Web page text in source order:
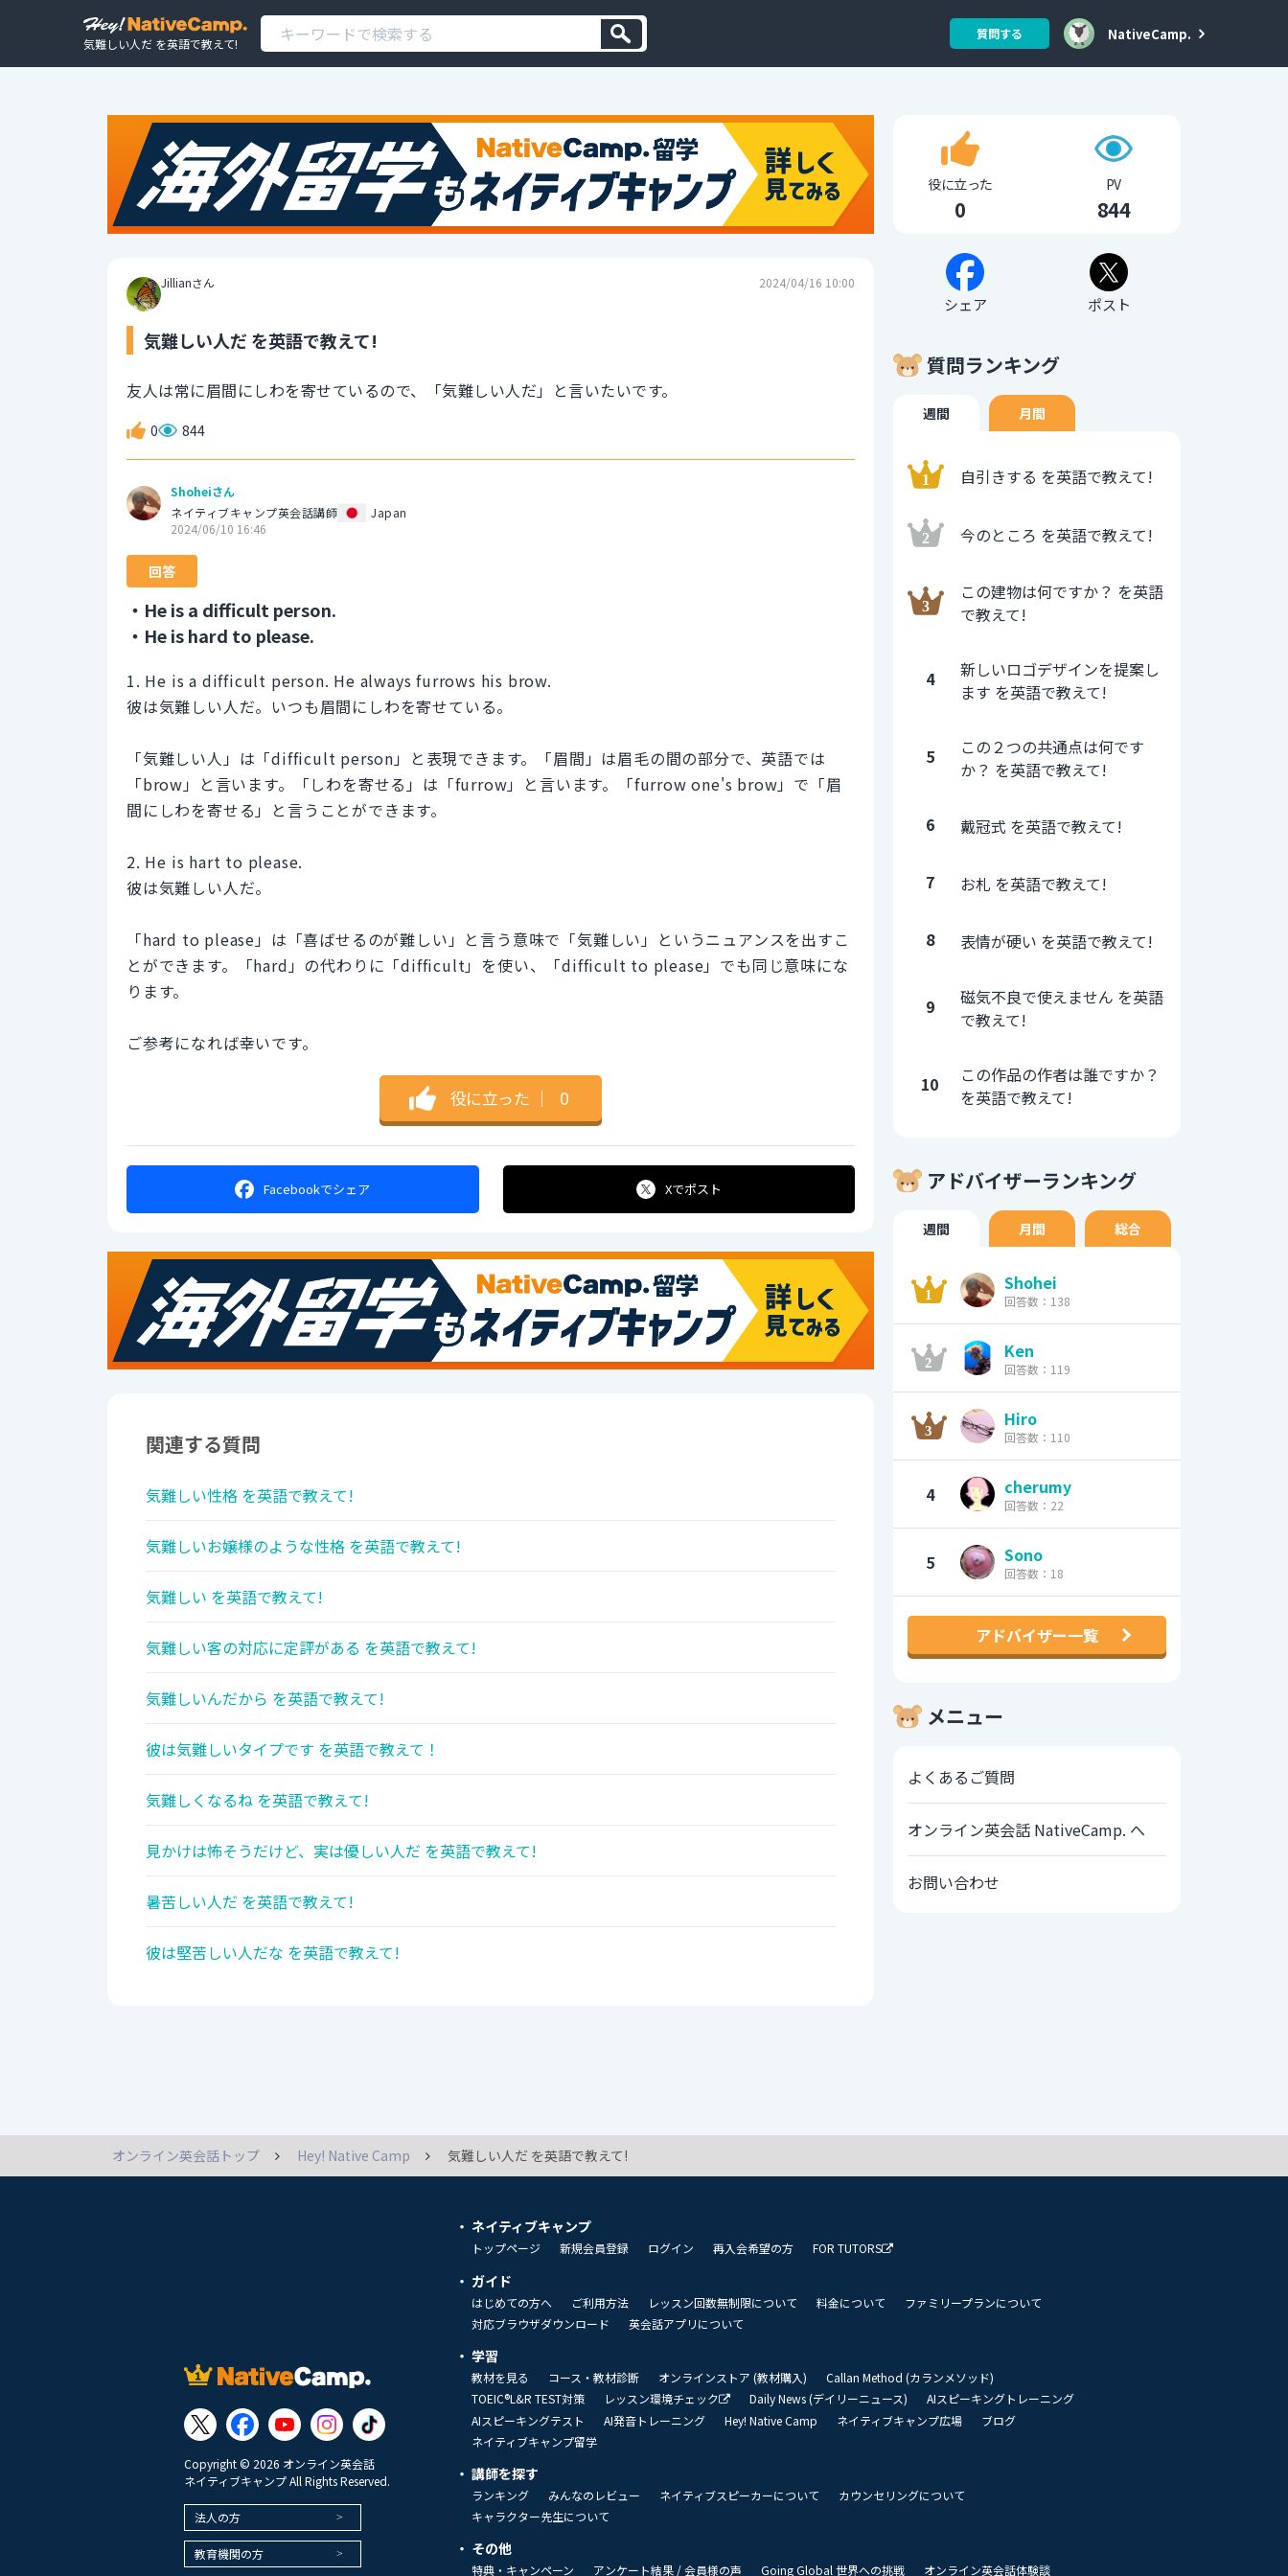
気難しい人だ を英語で教えて!
質問する NativeCamp.
Jillianさん 2024/04/16 10:00
気難しい人だ を英語で教えて!
友人は常に眉間にしわを寄せているので、「気難しい人だ」と言いたいです。
0 844
Shoheiさん
ネイティブキャンプ英会話講師
Japan
2024/06/10 16:46
回答
・He is a difficult person.
・He is hard to please.
1. He is a difficult person. He always furrows his brow.
彼は気難しい人だ。いつも眉間にしわを寄せている。
「気難しい人」は「difficult person」と表現できます。「眉間」は眉毛の間の部分で、英語では
「brow」と言います。「しわを寄せる」は「furrow」と言います。「furrow one's brow」で「眉
間にしわを寄せる」と言うことができます。
2. He is hart to please.
彼は気難しい人だ。
「hard to please」は「喜ばせるのが難しい」と言う意味で「気難しい」というニュアンスを出すこ
とができます。「hard」の代わりに「difficult」を使い、「difficult to please」でも同じ意味にな
ります。
ご参考になれば幸いです。
役に立った ｜ 0
Facebookでシェア Xでポスト
関連する質問
気難しい性格 を英語で教えて!
気難しいお嬢様のような性格 を英語で教えて!
気難しい を英語で教えて!
気難しい客の対応に定評がある を英語で教えて!
気難しいんだから を英語で教えて!
彼は気難しいタイプです を英語で教えて！
気難しくなるね を英語で教えて!
見かけは怖そうだけど、実は優しい人だ を英語で教えて!
暑苦しい人だ を英語で教えて!
彼は堅苦しい人だな を英語で教えて!
役に立った
0
PV
844
シェア ポスト
質問ランキング
週間 月間
自引きする を英語で教えて!
今のところ を英語で教えて!
この建物は何ですか？ を英語
で教えて!
4
新しいロゴデザインを提案し
ます を英語で教えて!
5
この２つの共通点は何です
か？ を英語で教えて!
6 戴冠式 を英語で教えて!
7 お札 を英語で教えて!
8 表情が硬い を英語で教えて!
9
磁気不良で使えません を英語
で教えて!
10
この作品の作者は誰ですか？
を英語で教えて!
アドバイザーランキング
週間 月間 総合
Shohei
回答数：138
Ken
回答数：119
Hiro
回答数：110
4 cherumy
回答数：22
5 Sono
回答数：18
アドバイザー一覧
メニュー
よくあるご質問
オンライン英会話 NativeCamp. へ
お問い合わせ
オンライン英会話トップ Hey! Native Camp 気難しい人だ を英語で教えて!
Copyright © 2026 オンライン英会話
ネイティブキャンプ All Rights Reserved.
法人の方
教育機関の方
ネイティブキャンプ
トップページ 新規会員登録 ログイン 再入会希望の方 FOR TUTORS
ガイド
はじめての方へ ご利用方法 レッスン回数無制限について 料金について
ファミリープランについて
対応ブラウザダウンロード
英会話アプリについて
学習
教材を見る コース・教材診断 オンラインストア (教材購入)
Callan Method (カランメソッド)
TOEIC®L&R TEST対策
レッスン環境チェック Daily News (デイリーニュース)
AIスピーキングトレーニング
AIスピーキングテスト
AI発音トレーニング Hey! Native Camp ネイティブキャンプ広場
ブログ
ネイティブキャンプ留学
講師を探す
ランキング みんなのレビュー ネイティブスピーカーについて
カウンセリングについて
キャラクター先生について
その他
特典・キャンペーン アンケート結果 / 会員様の声 Going Global 世界への挑戦 オンライン英会話体験談